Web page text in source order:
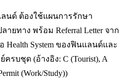
ลนด์ ต้องใช้แผนการรักษา
ายทาง พร้อม Referral Letter จาก
System ของฟินแลนด์และ
รบชุด (อ้างอิง: C (Tourist), A
(Work/Study))